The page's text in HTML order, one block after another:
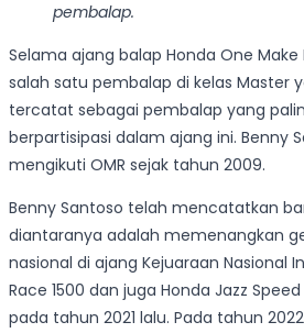
pembalap.
Selama ajang balap Honda One
salah satu pembalap di kelas Master
tercatat sebagai pembalap yang
berpartisipasi dalam ajang ini. Benny
mengikuti OMR sejak tahun 2009.
Benny Santoso telah mencatatkan
diantaranya adalah memenangkan
nasional di ajang Kejuaraan Nasional
Race 1500 dan juga Honda Jazz
pada tahun 2021 lalu. Pada tahun